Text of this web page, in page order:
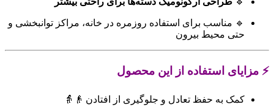
🔹 مناسب برای استفاده روزمره در خانه، مراکز توانبخشی و
حتی محیط بیرون
⚡ مزایای استفاده از این محصول
کمک به حفظ تعادل و جلوگیری از افتادن 👴👵